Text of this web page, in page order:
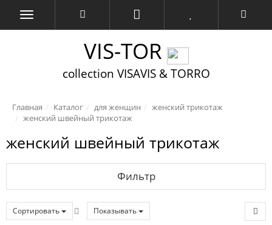
VIS-TOR
collection VISAVIS & TORRO
Главная Каталог для женщин
женский трикотаж
женский швейный трикотаж
женский швейный трикотаж
Фильтр
Сортировать Показывать